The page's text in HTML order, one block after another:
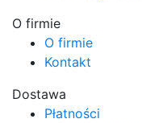
O firmie
O firmie
Kontakt
Dostawa
Płatności